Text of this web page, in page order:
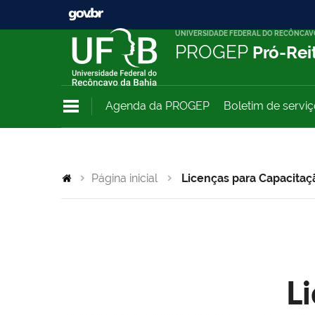
UNIVERSIDADE FEDERAL DO
PROGEP Pró-
Agenda da PROGEP Boletim de
Página inicial Licenças para